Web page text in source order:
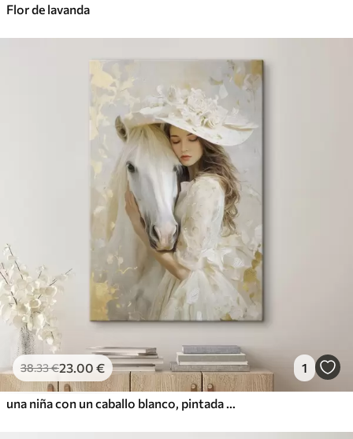
Flor de lavanda
38.33€23.00 € 1
una niña con un caballo blanco, pintada al óleo